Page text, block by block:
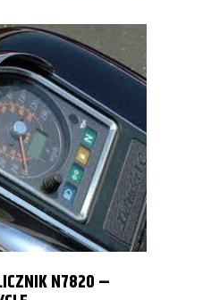
N7820 –